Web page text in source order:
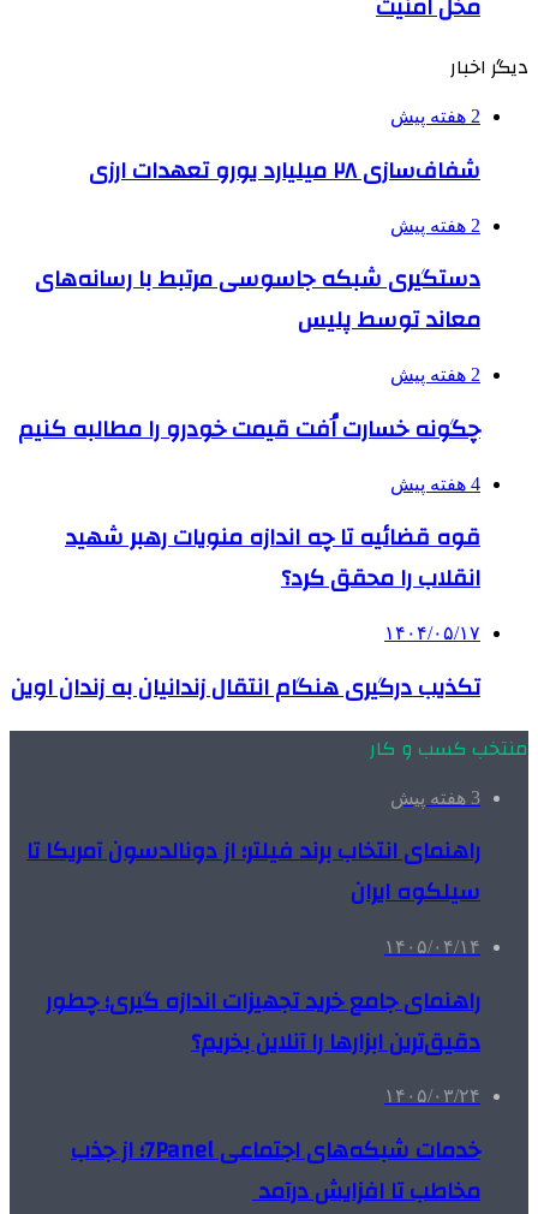
دیگر اخبار
2 هفته پیش
شفاف‌سازی ۲۸ میلیارد یورو تعهدات ارزی
2 هفته پیش
دستگیری شبکه جاسوسی مرتبط با رسانه‌های
معاند توسط پلیس
2 هفته پیش
چگونه خسارت اُفت قیمت خودرو را مطالبه کنیم
4 هفته پیش
قوه قضائیه تا چه اندازه منویات رهبر شهید
انقلاب را محقق کرد؟
۱۴۰۴/۰۵/۱۷
تکذیب درگیری هنگام انتقال زندانیان به زندان اوین
منتخب کسب و کار
3 هفته پیش
راهنمای انتخاب برند فیلتر؛ از دونالدسون آمریکا تا
سیلکوه ایران
۱۴۰۵/۰۴/۱۴
راهنمای جامع خرید تجهیزات اندازه گیری؛ چطور
دقیق‌ترین ابزارها را آنلاین بخریم؟
۱۴۰۵/۰۳/۲۴
خدمات شبکه‌های اجتماعی 7Panel؛ از جذب
مخاطب تا افزایش درآمد